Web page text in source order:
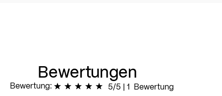
Bewertungen
Bewertung: 100
% of 100
5/5 | 1 Bewertung